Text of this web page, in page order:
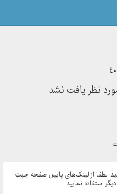
نظر یافت نشد
لطفا از لینک‌های پایین صفحه جهت
استفاده نمایید.